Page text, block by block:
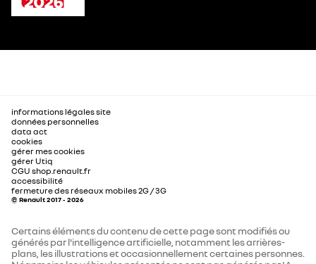
informations légales site
données personnelles
data act
cookies
gérer mes cookies
gérer Utiq
CGU shop.renault.fr
accessibilité
fermeture des réseaux mobiles 2G / 3G
© Renault 2017 - 2026
Certains éléments du contenu de cette page sont modifiés ou
générés par l'intelligence artificielle, notamment les arrières-
plans, les illustrations et occasionnellement certaines personnes.